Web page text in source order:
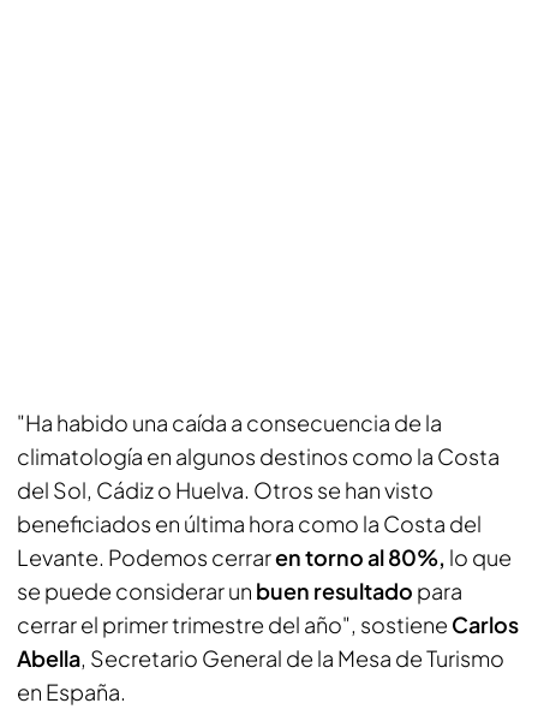
"Ha habido una caída a consecuencia de la
climatología en algunos destinos como la Costa
del Sol, Cádiz o Huelva. Otros se han visto
beneficiados en última hora como la Costa del
Levante. Podemos cerraren torno al 80%, lo que
se puede considerar un buen resultado para
cerrar el primer trimestre del año", sostiene Carlos
Abella, Secretario General de la Mesa de Turismo
en España.